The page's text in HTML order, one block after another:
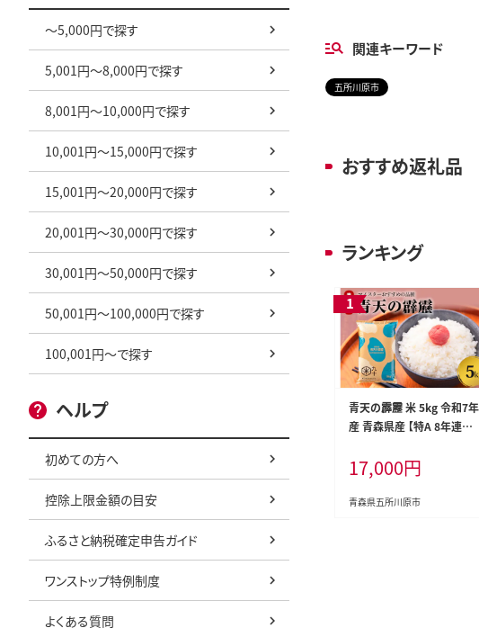
～5,000円で探す
5,001円～8,000円で探す
8,001円～10,000円で探す
10,001円～15,000円で探す
15,001円～20,000円で探す
20,001円～30,000円で探す
30,001円～50,000円で探す
50,001円～100,000円で探す
100,001円～で探す
ヘルプ
初めての方へ
控除上限金額の目安
ふるさと納税確定申告ガイド
ワンストップ特例制度
よくある質問
関連キーワード
五所川原市
おすすめ返礼品
ランキング
青天の霹靂 米 5kg 令和7年
産 青森県産 【特A 8年連続
17,000円
青森県五所川原市